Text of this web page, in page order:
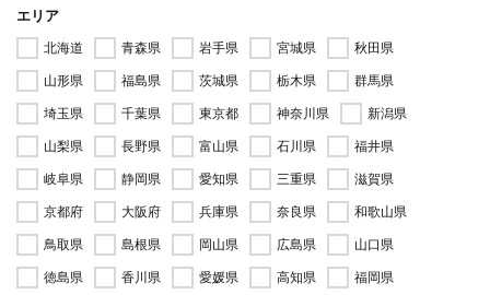
エリア
北海道 青森県 岩手県 宮城県
秋田県
山形県
福島県 茨城県 栃木県
群馬県
埼玉県
千葉県 東京都 神奈川県
新潟県
山梨県
長野県 富山県 石川県
福井県
岐阜県
静岡県 愛知県 三重県
滋賀県
京都府
大阪府 兵庫県 奈良県
和歌山県
鳥取県
島根県 岡山県 広島県
山口県
徳島県
香川県 愛媛県 高知県
福岡県